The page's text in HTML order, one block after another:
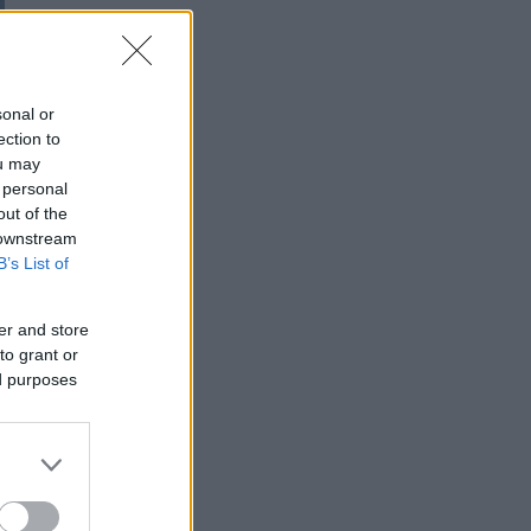
or
to
may
of the
List of
and store
grant or
purposes